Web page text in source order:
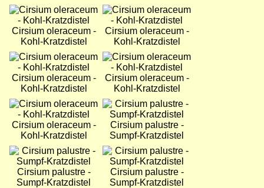
Bild
Cirsium oleraceum -
Kohl-Kratzdistel
Bild
Cirsium oleraceum -
Kohl-Kratzdistel
Bild
Cirsium oleraceum -
Kohl-Kratzdistel
Bild
Cirsium oleraceum -
Kohl-Kratzdistel
Bild
Cirsium oleraceum -
Kohl-Kratzdistel
Bild
Cirsium palustre -
Sumpf-Kratzdistel
Bild
Cirsium palustre -
Sumpf-Kratzdistel
Bild
Cirsium palustre -
Sumpf-Kratzdistel